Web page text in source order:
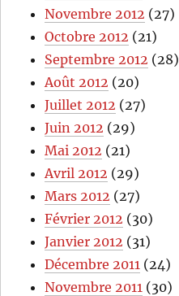
Novembre 2012 (27)
Octobre 2012 (21)
Septembre 2012 (28)
Août 2012 (20)
Juillet 2012 (27)
Juin 2012 (29)
Mai 2012 (21)
Avril 2012 (29)
Mars 2012 (27)
Février 2012 (30)
Janvier 2012 (31)
Décembre 2011 (24)
Novembre 2011 (30)